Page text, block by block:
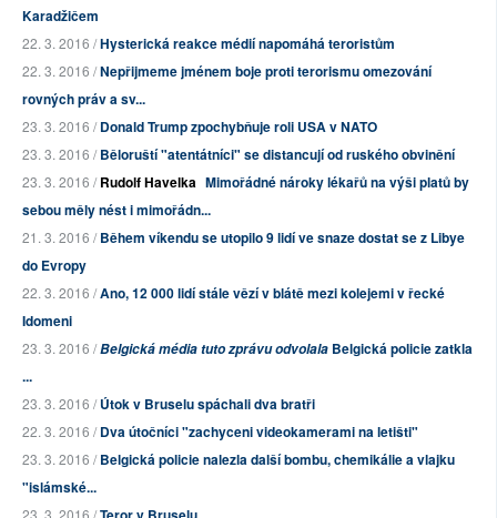
Karadžičem
22. 3. 2016 /Hysterická reakce médií napomáhá teroristům
22. 3. 2016 /Nepřijmeme jménem boje proti terorismu omezování
rovných práv a sv...
23. 3. 2016 /Donald Trump zpochybňuje roli USA v NATO
23. 3. 2016 /Běloruští "atentátníci" se distancují od ruského obvinění
23. 3. 2016 /Rudolf Havelka Mimořádné nároky lékařů na výši platů by
sebou měly nést i mimořádn...
21. 3. 2016 /Během víkendu se utopilo 9 lidí ve snaze dostat se z Libye
do Evropy
22. 3. 2016 /Ano, 12 000 lidí stále vězí v blátě mezi kolejemi v řecké
Idomeni
23. 3. 2016 /Belgická média tuto zprávu odvolala Belgická policie zatkla
...
23. 3. 2016 /Útok v Bruselu spáchali dva bratři
22. 3. 2016 /Dva útočníci "zachyceni videokamerami na letišti"
23. 3. 2016 /Belgická policie nalezla další bombu, chemikálie a vlajku
"islámské...